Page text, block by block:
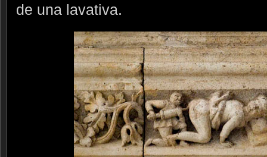
de una lavativa.